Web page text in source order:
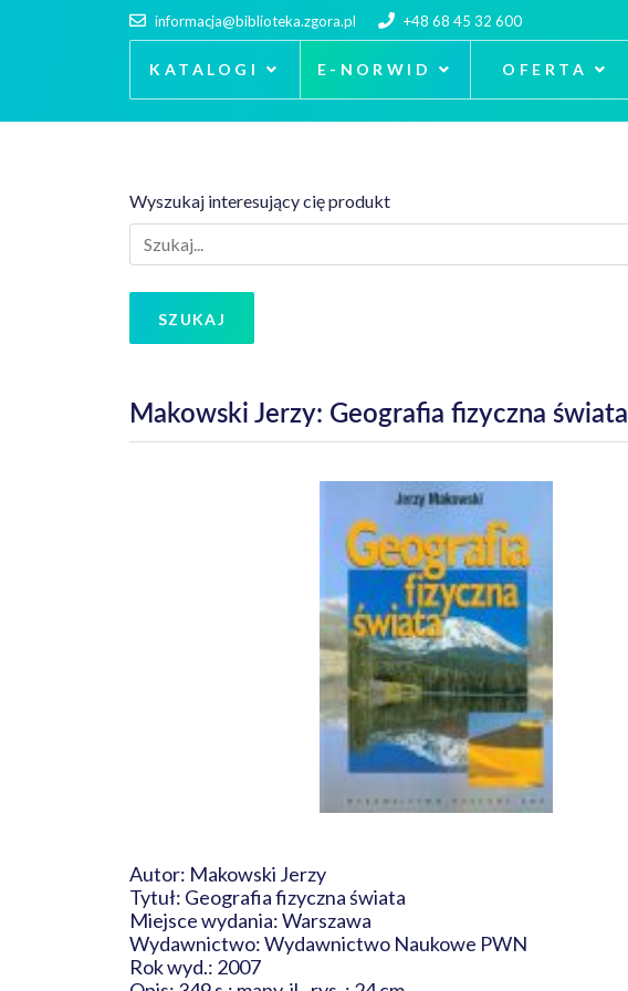
informacja@biblioteka.zgora.pl +48 68 45 32 600
KATALOGI E-NORWID OFERTA
Wyszukaj interesujący cię produkt
SZUKAJ
Makowski Jerzy: Geografia fizyczna świata
Autor: Makowski Jerzy
Tytuł: Geografia fizyczna świata
Miejsce wydania: Warszawa
Wydawnictwo: Wydawnictwo Naukowe PWN
Rok wyd.: 2007